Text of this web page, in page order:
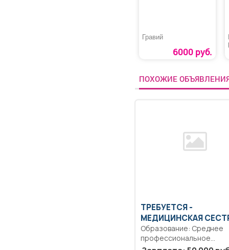
Гравий
6000 руб.
ПОХОЖИЕ
ТРЕБУЕТСЯ -
МЕДИЦИНСКАЯ
Образование: Среднее
профессиональное
образование.. Оказание